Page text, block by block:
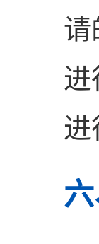
请
进
进